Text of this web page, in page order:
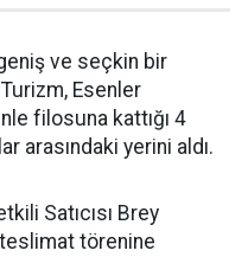
ve seçkin bir
Turizm, Esenler
filosuna kattığı 4
arasındaki yerini aldı.
Satıcısı Brey
törenine